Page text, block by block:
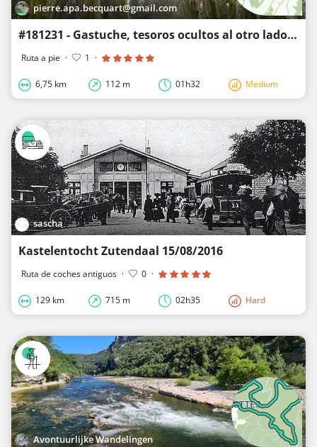
pierre.apa.becquart@gmail.com
#181231 - Gastuche, tesoros ocultos al otro lado del telón****
Ruta a pie · 1 ·
6,75 km 112 m 01h32 Medium
sascha
Kastelentocht Zutendaal 15/08/2016
Ruta de coches antiguos · 0 ·
129 km 715 m 02h35 Hard
Avontuurlijke Wandelingen